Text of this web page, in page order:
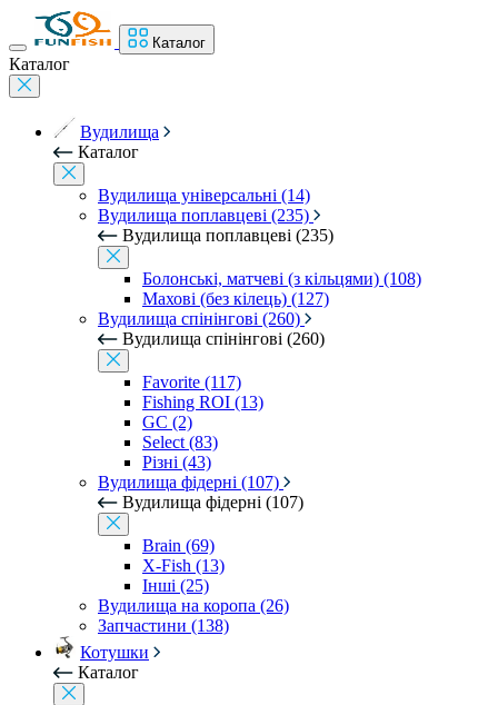
Каталог
Каталог
Вудилища
Каталог
Вудилища універсальні (14)
Вудилища поплавцеві (235)
Вудилища поплавцеві (235)
Болонські, матчеві (з кільцями) (108)
Махові (без кілець) (127)
Вудилища спінінгові (260)
Вудилища спінінгові (260)
Favorite (117)
Fishing ROI (13)
GC (2)
Select (83)
Різні (43)
Вудилища фідерні (107)
Вудилища фідерні (107)
Brain (69)
X-Fish (13)
Інші (25)
Вудилища на коропа (26)
Запчастини (138)
Котушки
Каталог